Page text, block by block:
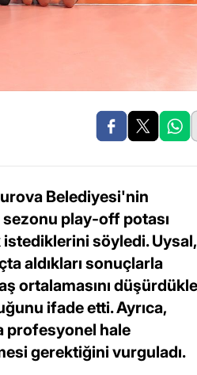
Belediyesi'nin
play-off potası
söyledi. Uysal,
aldıkları sonuçlarla
ortalamasını
ifade etti. Ayrıca,
profesyonel hale
gerektiğini vurguladı.